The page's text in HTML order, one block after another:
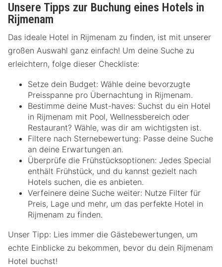
Unsere Tipps zur Buchung eines Hotels in
Rijmenam
Das ideale Hotel in Rijmenam zu finden, ist mit unserer
großen Auswahl ganz einfach! Um deine Suche zu
erleichtern, folge dieser Checkliste:
Setze dein Budget: Wähle deine bevorzugte
Preisspanne pro Übernachtung in Rijmenam.
Bestimme deine Must-haves: Suchst du ein Hotel
in Rijmenam mit Pool, Wellnessbereich oder
Restaurant? Wähle, was dir am wichtigsten ist.
Filtere nach Sternebewertung: Passe deine Suche
an deine Erwartungen an.
Überprüfe die Frühstücksoptionen: Jedes Special
enthält Frühstück, und du kannst gezielt nach
Hotels suchen, die es anbieten.
Verfeinere deine Suche weiter: Nutze Filter für
Preis, Lage und mehr, um das perfekte Hotel in
Rijmenam zu finden.
Unser Tipp: Lies immer die Gästebewertungen, um
echte Einblicke zu bekommen, bevor du dein Rijmenam
Hotel buchst!